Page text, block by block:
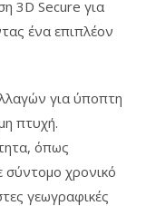
3D Secure για
ένα επιπλέον
για ύποπτη
πτυχή.
όπως
χρονικό
γεωγραφικές